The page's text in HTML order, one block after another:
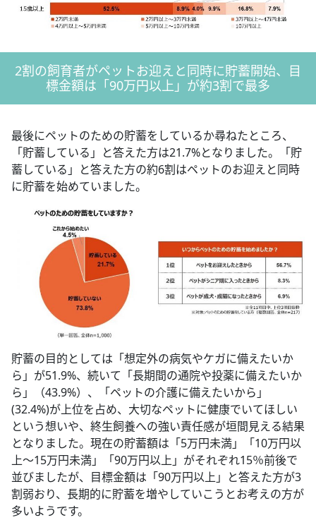
2割の飼育者がペットお迎えと同時に貯蓄開始、目
標金額は「90万円以上」が約3割で最多
最後にペットのための貯蓄をしているか尋ねたところ、
「貯蓄している」と答えた方は21.7%となりました。「貯
蓄している」と答えた方の約6割はペットのお迎えと同時
に貯蓄を始めていました。
貯蓄の目的としては「想定外の病気やケガに備えたいか
ら」が51.9%、続いて「長期間の通院や投薬に備えたいか
ら」（43.9%）、「ペットの介護に備えたいから」
(32.4%)が上位を占め、大切なペットに健康でいてほしい
という想いや、終生飼養への強い責任感が垣間見える結果
となりました。現在の貯蓄額は「5万円未満」「10万円以
上～15万円未満」「90万円以上」がそれぞれ15％前後で
並びましたが、目標金額は「90万円以上」と答えた方が3
割弱おり、長期的に貯蓄を増やしていこうとお考えの方が
多いようです。